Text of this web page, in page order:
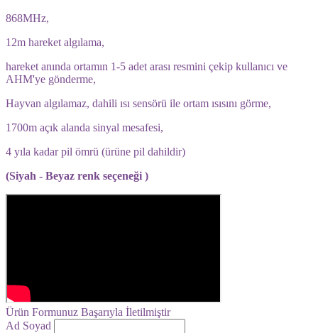
868MHz,
12m hareket algılama,
hareket anında ortamın 1-5 adet arası resmini çekip kullanıcı ve
AHM'ye gönderme,
Hayvan algılamaz, dahili ısı sensörü ile ortam ısısını görme,
1700m açık alanda sinyal mesafesi,
4 yıla kadar pil ömrü (ürüne pil dahildir)
(Siyah - Beyaz renk seçeneği )
Ürün Formunuz Başarıyla İletilmiştir
Ad Soyad